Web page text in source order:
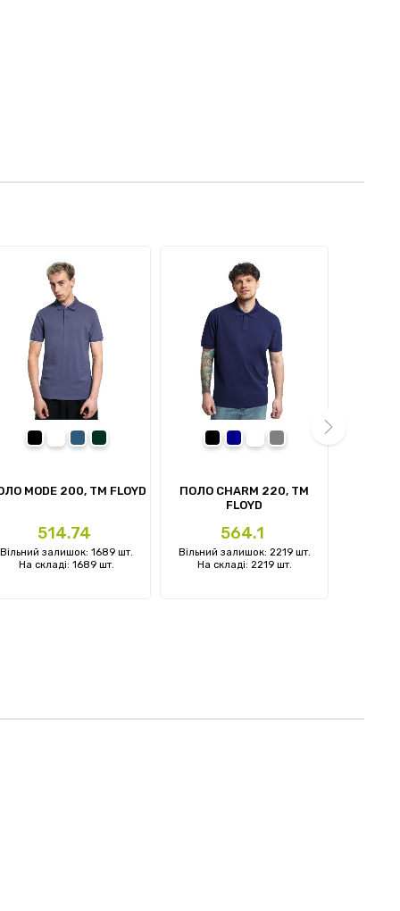
MODE 200, TM FLOYD
Ціна
514.74
Вільний залишок: 1689 шт.
На складі: 1689 шт.
ПОЛО CHARM 220, TM
FLOYD
Ціна
564.1
Вільний залишок: 2219 шт.
На складі: 2219 шт.